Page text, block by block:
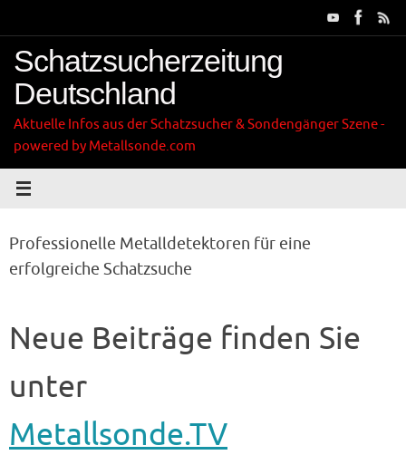
Inhalt
springen
Schatzsucherzeitung
Deutschland
Aktuelle Infos aus der Schatzsucher & Sondengänger Szene -
powered by Metallsonde.com
Professionelle Metalldetektoren für eine
erfolgreiche Schatzsuche
Neue Beiträge finden Sie
unter
Metallsonde.TV